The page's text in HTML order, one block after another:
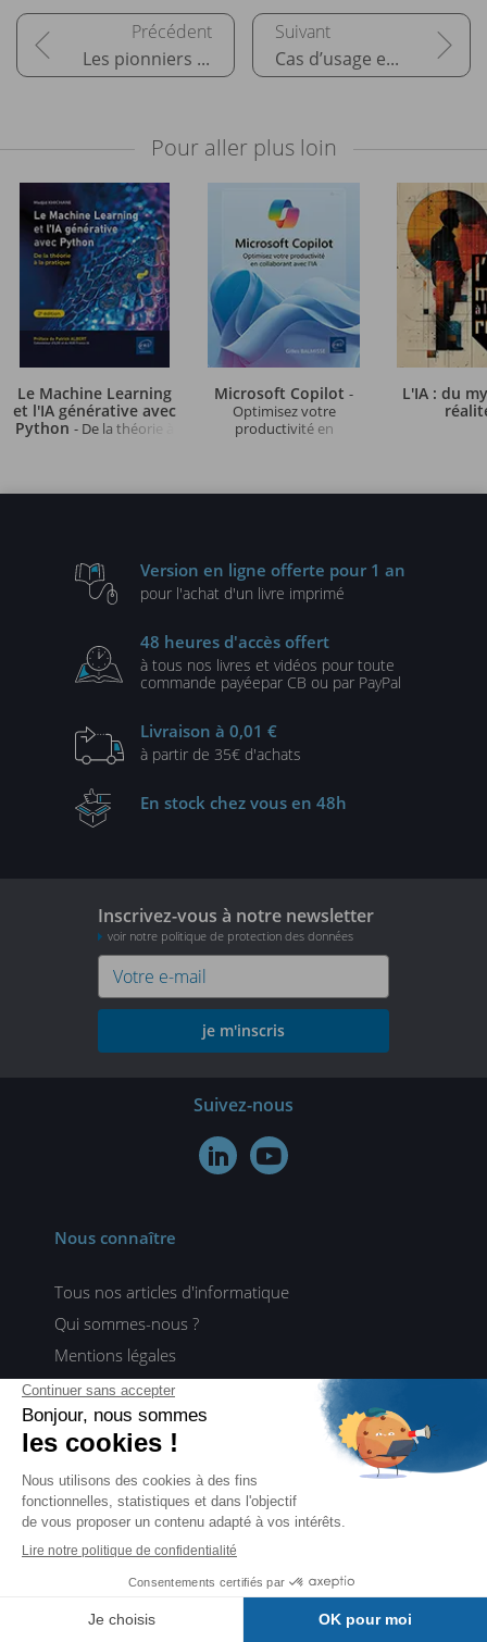
Les pionniers de l'IA générative Cas d’usage et prompt engineering
Pour aller plus loin
Le Machine Learning
et l'IA générative avec
Python - De la théorie à
Microsoft Copilot -
Optimisez votre
productivité en
L'IA : du
Version en ligne offerte pour 1 an
pour l'achat d'un livre imprimé
48 heures d'accès offert
à tous nos livres et vidéos pour toute
commande payéepar CB ou par PayPal
Livraison à 0,01 €
à partir de 35€ d'achats
En stock chez vous en 48h
Inscrivez-vous à notre newsletter
voir notre politique de protection des données
je m'inscris
Suivez-nous
 
Nous connaître
Tous nos articles d'informatique
Qui sommes-nous ?
Mentions légales
Conditions générales de vente
Politique de protection des données
Vous aider
Questions fréquentes